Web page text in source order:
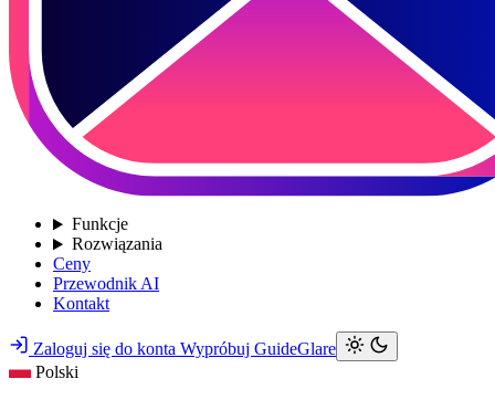
Funkcje
Rozwiązania
Ceny
Przewodnik AI
Kontakt
Zaloguj się do konta Wypróbuj GuideGlare
Polski